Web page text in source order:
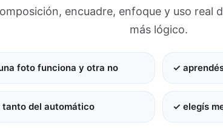
encuadre, enfoque y uso real
más lógico.
foto funciona y otra no ✓
del automático ✓ elegís